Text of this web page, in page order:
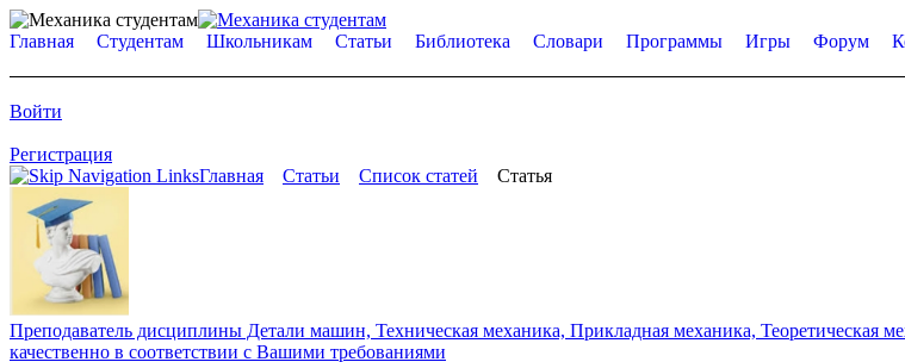
Главная Студентам Школьникам Статьи Библиотека Словари Программы Игры Форум
Войти
Регистрация
Главная
Статьи Список статей Статья
Преподаватель дисциплины Детали машин, Техническая механика, Прикладная механика, Теоретическая
качественно в соответствии с Вашими требованиями